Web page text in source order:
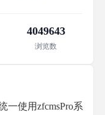
4049643
浏览数
一使用zfcmsPro系